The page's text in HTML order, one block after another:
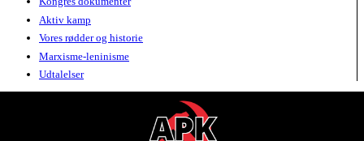
Aktiv kamp
Vores rødder og historie
Marxisme-leninisme
Udtalelser